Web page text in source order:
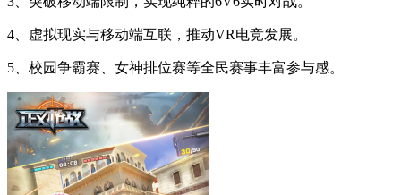
4、虚拟现实与移动端互联，推动VR电竞发展。
5、校园争霸赛、女神排位赛等全民赛事丰富参与感。